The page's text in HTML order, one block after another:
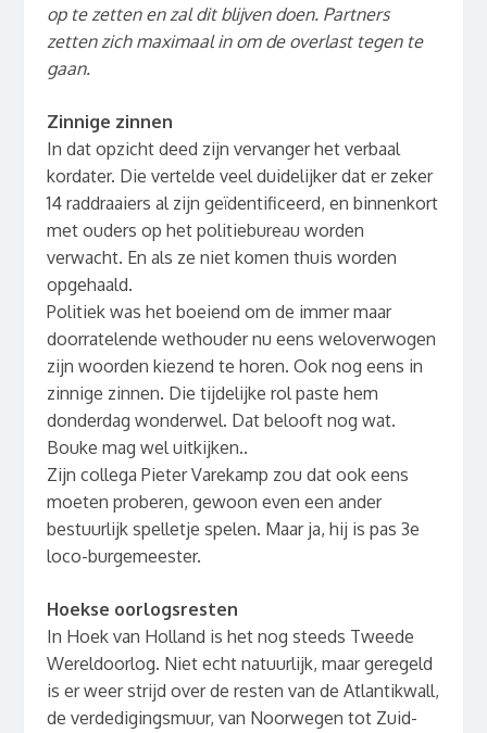
op te zetten en zal dit blijven doen. Partners
zetten zich maximaal in om de overlast tegen te
gaan.
Zinnige zinnen
In dat opzicht deed zijn vervanger het verbaal
kordater. Die vertelde veel duidelijker dat er zeker
14 raddraaiers al zijn geïdentificeerd, en binnenkort
met ouders op het politiebureau worden
verwacht. En als ze niet komen thuis worden
opgehaald.
Politiek was het boeiend om de immer maar
doorratelende wethouder nu eens weloverwogen
zijn woorden kiezend te horen. Ook nog eens in
zinnige zinnen. Die tijdelijke rol paste hem
donderdag wonderwel. Dat belooft nog wat.
Bouke mag wel uitkijken..
Zijn collega Pieter Varekamp zou dat ook eens
moeten proberen, gewoon even een ander
bestuurlijk spelletje spelen. Maar ja, hij is pas 3e
loco-burgemeester.
Hoekse oorlogsresten
In Hoek van Holland is het nog steeds Tweede
Wereldoorlog. Niet echt natuurlijk, maar geregeld
is er weer strijd over de resten van de Atlantikwall,
de verdedigingsmuur, van Noorwegen tot Zuid-